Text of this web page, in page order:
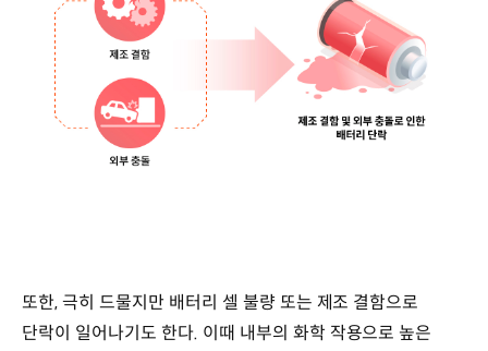
또한, 극히 드물지만 배터리 셀 불량 또는 제조 결함으로
단락이 일어나기도 한다. 이때 내부의 화학 작용으로 높은